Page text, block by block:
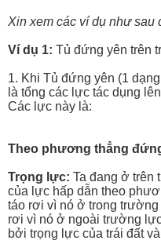
Xin xem các ví dụ như sau
Ví dụ 1: Tủ đứng yên trên
1. Khi Tủ đứng yên (1
là tổng các lực tác dụng
Các lực này là:
Theo phương thẳng
Trọng lực: Ta đang ở trên
của lực hấp dẫn theo
táo rơi vì nó ở trong
rơi vì nó ở ngoài trường
bởi trọng lực của trái đất